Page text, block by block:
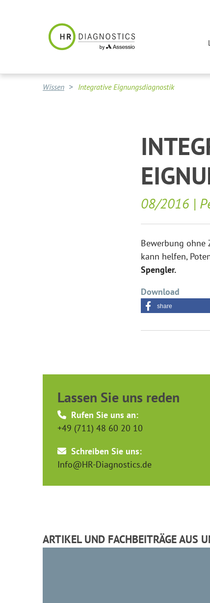
Wissen Integrative Eignungsdiagnostik
08/2016 |
Bewerbung ohne
kann helfen,
Spengler.
Download
share
Lassen Sie uns reden
Rufen Sie uns an:
+49 (711) 48 60 20 10
Schreiben Sie uns:
Info@HR-Diagnostics.de
ARTIKEL UND FACHBEITRÄGE AUS